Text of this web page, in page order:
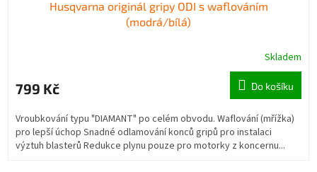
Husqvarna originál gripy ODI s waflováním
(modrá/bílá)
Skladem
799 Kč Do košíku
Vroubkování typu "DIAMANT" po celém obvodu. Waflování (mřížka)
pro lepší úchop Snadné odlamování konců gripů pro instalaci
výztuh blasterů Redukce plynu pouze pro motorky z koncernu...